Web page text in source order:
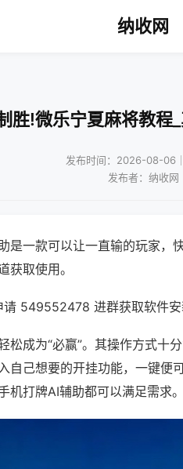
纳收网
胜!微乐宁夏麻将教程
发布时间：2026-08-06
发布者：纳收网
是一款可以让一直输的玩家，
获取使用。
请 549552478 进群获取软件
松成为“必赢”。其操作方式十
自己想要的开挂功能，一键便
机打牌AI辅助都可以满足需求。